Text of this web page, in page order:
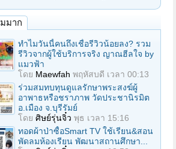
มาก
ทำไมวันนี้คนถึงเชื่อรีวิวน้อยลง? รวม
รีวิวจากผู้ใช้บริการจริง ญาณฮีลใจ by
แมวฟ้า
โดย Maewfah พฤหัสบดี เวลา 00:13
ร่วมสมทบทุนดูแลรักษาพระสงฆ์ผู้
อาพาธหรือชราภาพ วัดประชานิรมิต
อ.เมือง จ.บุรีรัมย์
โดย ศิษย์รุ่นจิ๋ว พุธ เวลา 15:16
ทอดผ้าป่าซื้อSmart TV ใช้เรียน&สอน
พัดลมห้องเรียน พัฒนาสถานศึกษา...